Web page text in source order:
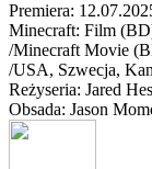
Premiera:
Minecraft: Film
/Minecraft Movie
/USA, Szwecja,
Reżyseria: Jared
Obsada: Jason